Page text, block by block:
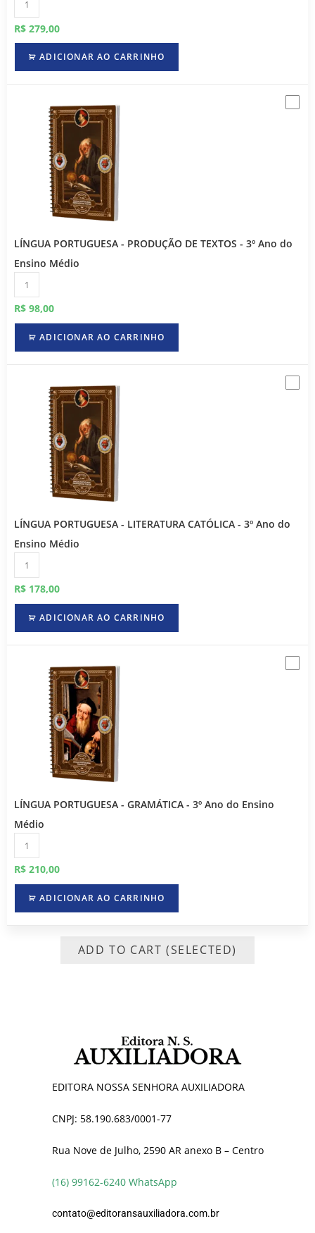
R$ 279,00
ADICIONAR AO CARRINHO
LÍNGUA PORTUGUESA - PRODUÇÃO DE TEXTOS - 3º Ano do
Ensino Médio
R$ 98,00
ADICIONAR AO CARRINHO
LÍNGUA PORTUGUESA - LITERATURA CATÓLICA - 3º Ano do
Ensino Médio
R$ 178,00
ADICIONAR AO CARRINHO
LÍNGUA PORTUGUESA - GRAMÁTICA - 3º Ano do Ensino
Médio
R$ 210,00
ADICIONAR AO CARRINHO
ADD TO CART (SELECTED)
EDITORA NOSSA SENHORA AUXILIADORA
CNPJ: 58.190.683/0001-77
Rua Nove de Julho, 2590 AR anexo B – Centro
(16) 99162-6240 WhatsApp
contato@editoransauxiliadora.com.br